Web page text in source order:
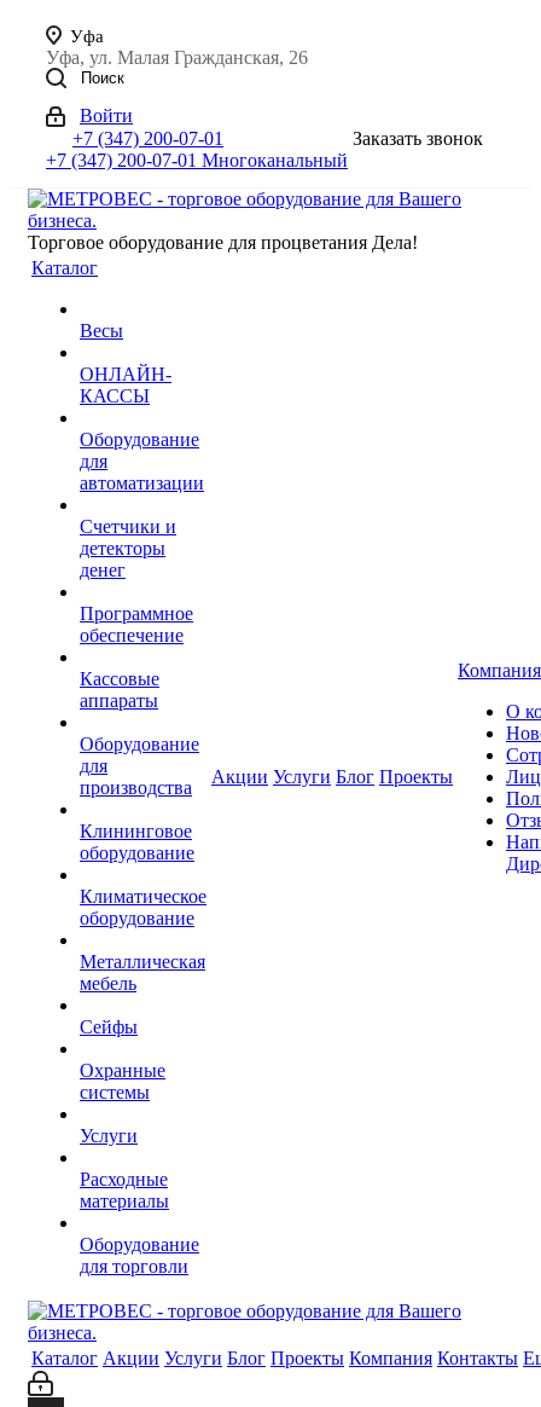
Уфа
Уфа, ул. Малая Гражданская, 26
Поиск
Войти
+7 (347) 200-07-01
+7 (347) 200-07-01 Многоканальный
Заказать звонок
Торговое оборудование для процветания Дела!
Каталог
Весы
ОНЛАЙН-
КАССЫ
Оборудование
для
автоматизации
Счетчики и
детекторы
денег
Программное
обеспечение
Кассовые
аппараты
Оборудование
для
производства
Клининговое
оборудование
Климатическое
оборудование
Металлическая
мебель
Сейфы
Охранные
системы
Услуги
Расходные
материалы
Оборудование
для торговли
Акции Услуги Блог Проекты
Компания
О
Каталог Акции Услуги Блог Проекты Компания Контакты